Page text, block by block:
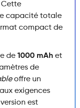
Cette
capacité totale
compact de
de 1000 mAhet
de
offre un
exigences
est